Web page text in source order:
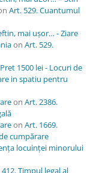
Art. 529. Cuantumul
mai ușor… - Ziare
on Art. 529.
1500 lei - Locuri de
in spatiu pentru
on Art. 2386.
on Art. 1669.
cumpărare
locuinței minorului
Timpul legal al